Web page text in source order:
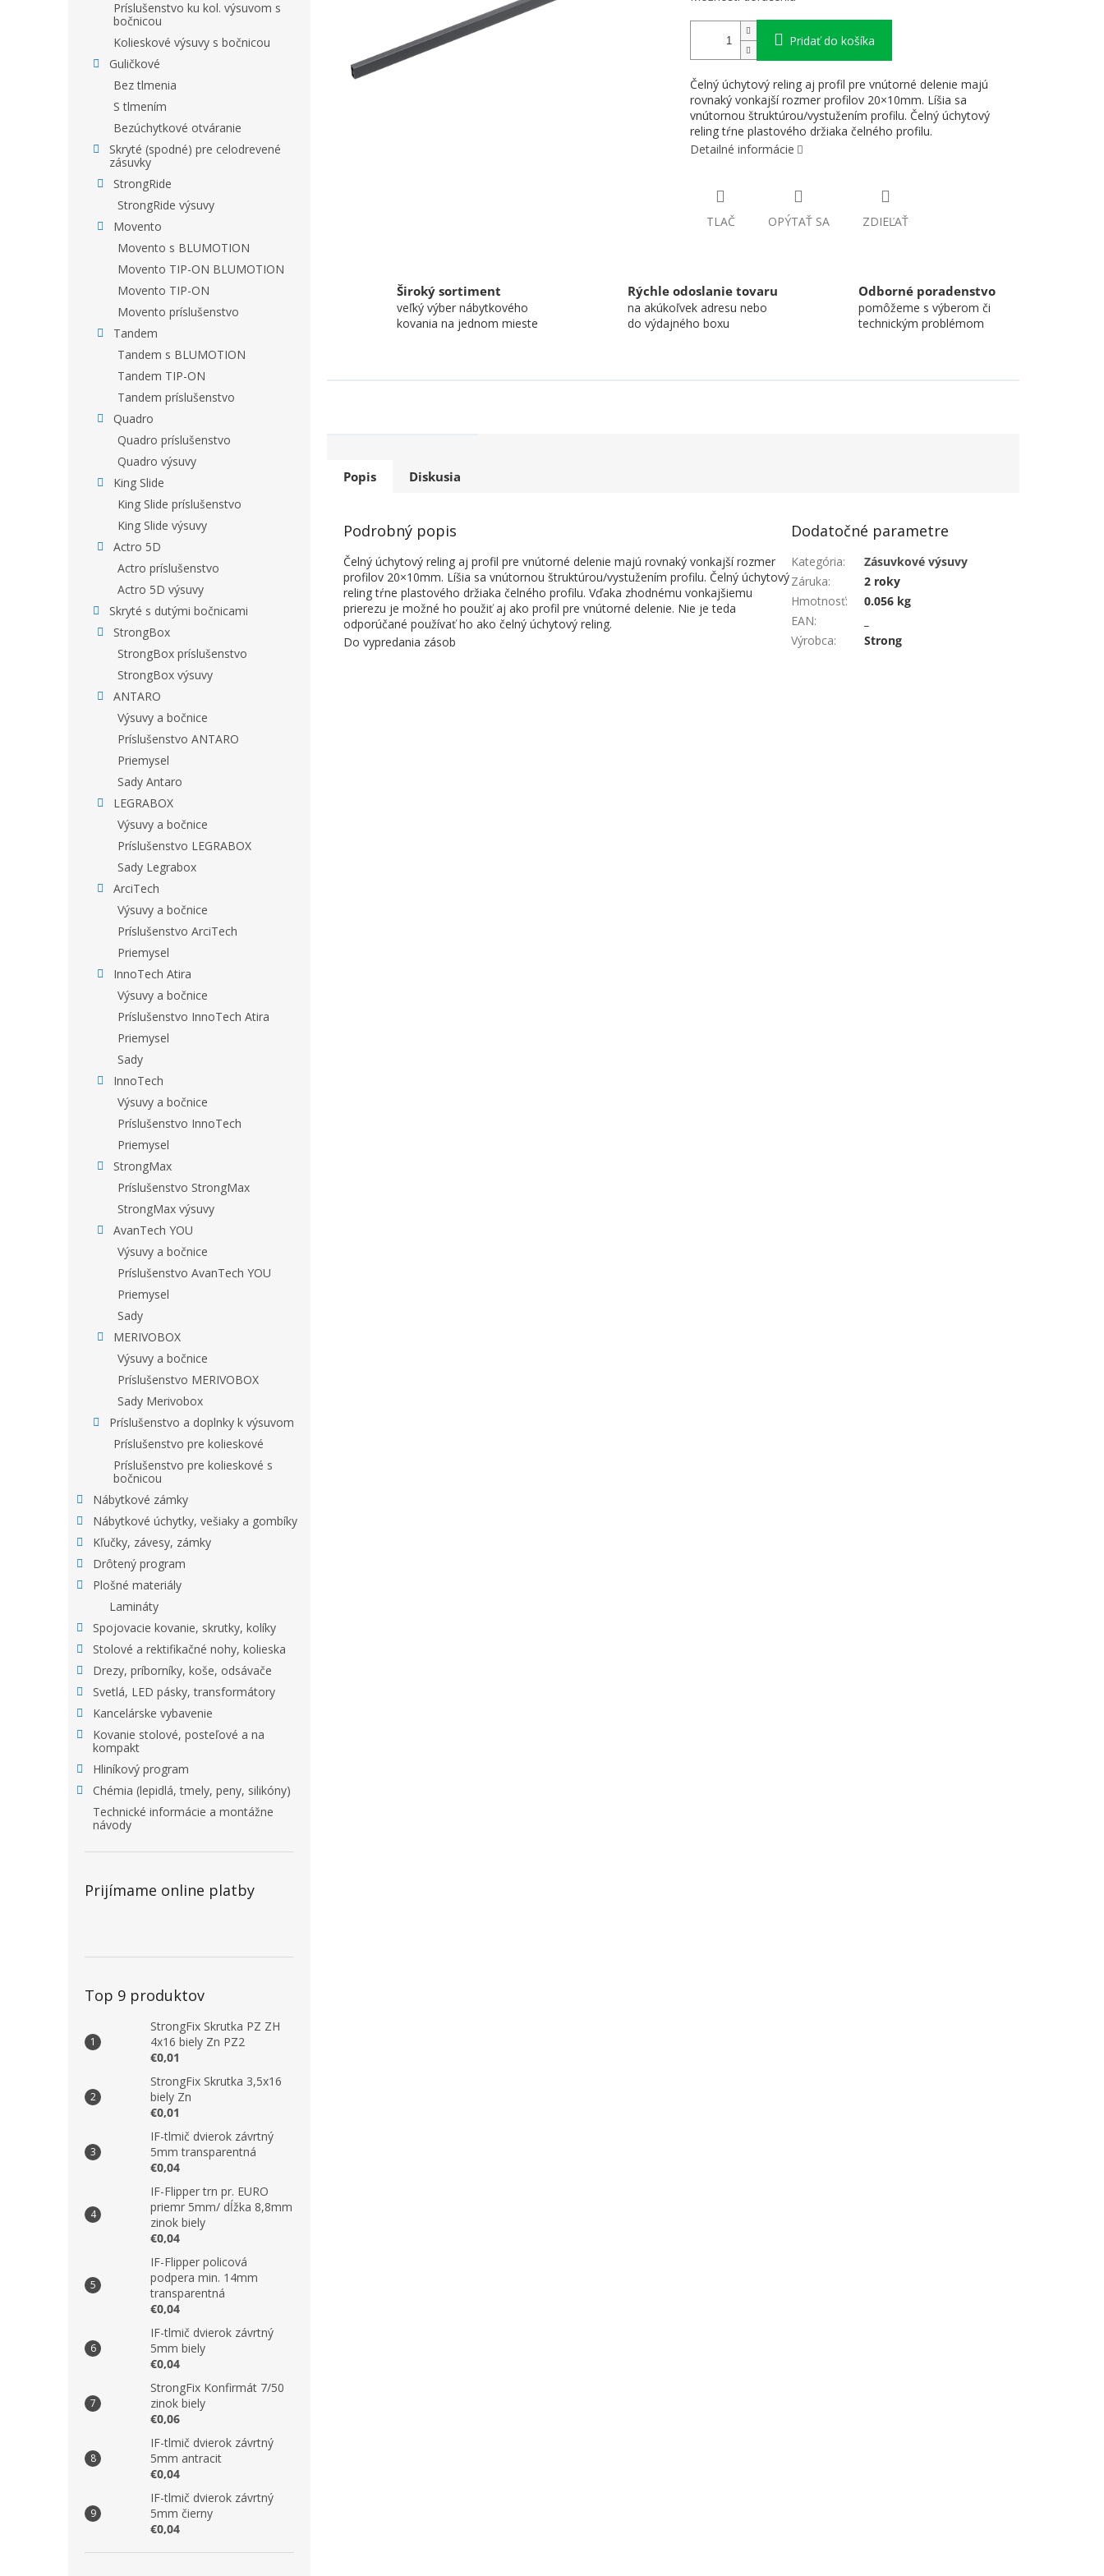
Príslušenstvo ku kol. výsuvom s
bočnicou
Kolieskové výsuvy s bočnicou
Guličkové
Bez tlmenia
S tlmením
Bezúchytkové otváranie
Skryté (spodné) pre celodrevené
zásuvky
StrongRide
StrongRide výsuvy
Movento
Movento s BLUMOTION
Movento TIP-ON BLUMOTION
Movento TIP-ON
Movento príslušenstvo
Tandem
Tandem s BLUMOTION
Tandem TIP-ON
Tandem príslušenstvo
Quadro
Quadro príslušenstvo
Quadro výsuvy
King Slide
King Slide príslušenstvo
King Slide výsuvy
Actro 5D
Actro príslušenstvo
Actro 5D výsuvy
Skryté s dutými bočnicami
StrongBox
StrongBox príslušenstvo
StrongBox výsuvy
ANTARO
Výsuvy a bočnice
Príslušenstvo ANTARO
Priemysel
Sady Antaro
LEGRABOX
Výsuvy a bočnice
Príslušenstvo LEGRABOX
Sady Legrabox
ArciTech
Výsuvy a bočnice
Príslušenstvo ArciTech
Priemysel
InnoTech Atira
Výsuvy a bočnice
Príslušenstvo InnoTech Atira
Priemysel
Sady
InnoTech
Výsuvy a bočnice
Príslušenstvo InnoTech
Priemysel
StrongMax
Príslušenstvo StrongMax
StrongMax výsuvy
AvanTech YOU
Výsuvy a bočnice
Príslušenstvo AvanTech YOU
Priemysel
Sady
MERIVOBOX
Výsuvy a bočnice
Príslušenstvo MERIVOBOX
Sady Merivobox
Príslušenstvo a doplnky k výsuvom
Príslušenstvo pre kolieskové
Príslušenstvo pre kolieskové s
bočnicou
Nábytkové zámky
Nábytkové úchytky, vešiaky a gombíky
Kľučky, závesy, zámky
Drôtený program
Plošné materiály
Lamináty
Spojovacie kovanie, skrutky, kolíky
Stolové a rektifikačné nohy, kolieska
Drezy, príborníky, koše, odsávače
Svetlá, LED pásky, transformátory
Kancelárske vybavenie
Kovanie stolové, posteľové a na
kompakt
Hliníkový program
Chémia (lepidlá, tmely, peny, silikóny)
Technické informácie a montážne
návody
Prijímame online platby
Top 9 produktov
StrongFix Skrutka PZ ZH
4x16 biely Zn PZ2
€0,01
StrongFix Skrutka 3,5x16
biely Zn
€0,01
IF-tlmič dvierok závrtný
5mm transparentná
€0,04
IF-Flipper trn pr. EURO
priemr 5mm/ dĺžka 8,8mm
zinok biely
€0,04
IF-Flipper policová
podpera min. 14mm
transparentná
€0,04
IF-tlmič dvierok závrtný
5mm biely
€0,04
StrongFix Konfirmát 7/50
zinok biely
€0,06
IF-tlmič dvierok závrtný
5mm antracit
€0,04
IF-tlmič dvierok závrtný
5mm čierny
€0,04
Pridať do košíka
Čelný úchytový reling aj profil pre vnútorné delenie majú
rovnaký vonkajší rozmer profilov 20×10mm. Líšia sa
vnútornou štruktúrou/vystužením profilu. Čelný úchytový
reling tŕne plastového držiaka čelného profilu.
Detailné informácie
TLAČ OPÝTAŤ SA ZDIEĽAŤ
Široký sortiment
veľký výber nábytkového
kovania na jednom mieste
Rýchle odoslanie tovaru
na akúkoľvek adresu nebo
do výdajného boxu
Odborné poradenstvo
pomôžeme s výberom či
technickým problémom
Popis Diskusia
Podrobný popis
Čelný úchytový reling aj profil pre vnútorné delenie majú rovnaký vonkajší rozmer
profilov 20×10mm. Líšia sa vnútornou štruktúrou/vystužením profilu. Čelný úchytový
reling tŕne plastového držiaka čelného profilu. Vďaka zhodnému vonkajšiemu
prierezu je možné ho použiť aj ako profil pre vnútorné delenie. Nie je teda
odporúčané používať ho ako čelný úchytový reling.
Do vypredania zásob
Dodatočné parametre
Kategória:
Zásuvkové výsuvy
Záruka:
2 roky
Hmotnosť:
0.056 kg
EAN:
Výrobca: Strong